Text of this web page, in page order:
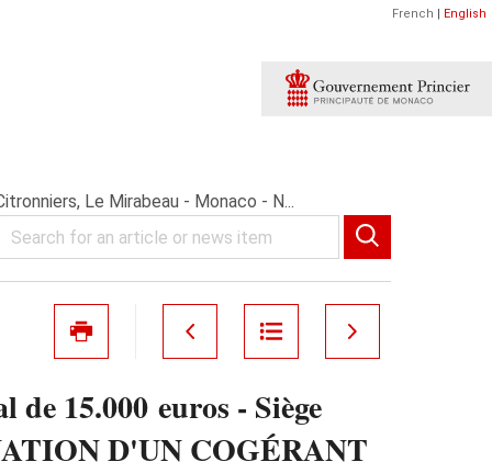
French | English
Le Mirabeau - Monaco - N...
15.000 euros - Siège
D'UN COGÉRANT